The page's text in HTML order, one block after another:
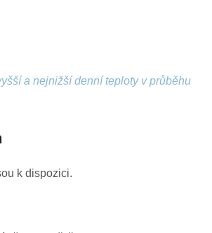
a nejnižší denní teploty v průběhu
k dispozici.